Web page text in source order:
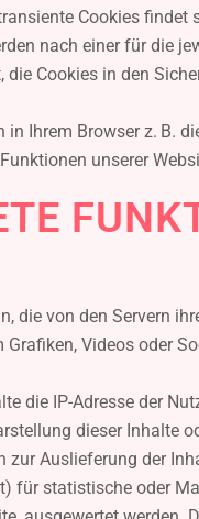
Cookies
nach einer für die
Cookies in den
Ihrem Browser z. B.
unserer
die von den Servern
Videos oder
die IP-Adresse der
dieser Inhalte
Auslieferung der
für statistische oder